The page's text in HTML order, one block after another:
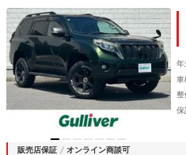
ラー ブラックルーフレール バ
ダー ＥＴＣ デュアルオートエ
年
車
整
保
販売店保証 オンライン商談可